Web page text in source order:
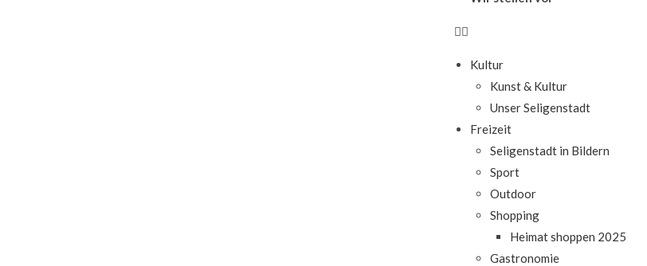
Kultur
Kunst & Kultur
Unser Seligenstadt
Freizeit
Seligenstadt in Bildern
Sport
Outdoor
Shopping
Heimat shoppen 2025
Gastronomie